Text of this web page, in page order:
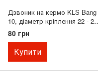
Дзвоник на кермо KLS Bang
10, діаметр кріплення 22 - 25
мм, червоний (polybag)
80 грн
Купити